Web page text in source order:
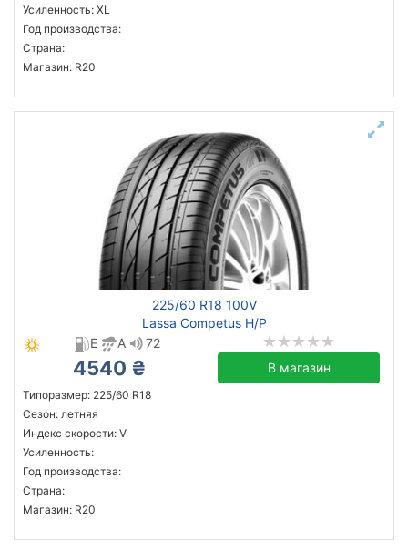
Усиленность: XL
Год производства:
Страна:
Магазин: R20
225/60 R18 100V
Lassa Competus H/P
E
A 72
4540 ₴ В магазин
Типоразмер: 225/60 R18
Сезон: летняя
Индекс скорости: V
Усиленность:
Год производства:
Страна:
Магазин: R20